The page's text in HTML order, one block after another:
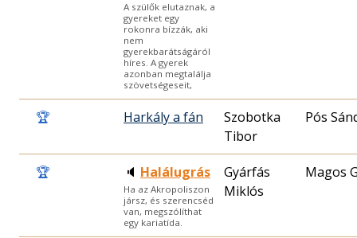
A szülők elutaznak, a
gyereket egy
rokonra bízzák, aki
nem
gyerekbarátságáról
híres. A gyerek
azonban megtalálja
szövetségeseit,
🏆 Harkály a fán
Szobotka
Tibor
Pós
🏆 🔈 Halálugrás
Ha az Akropoliszon
jársz, és szerencséd
van, megszólíthat
egy kariatída.
Gyárfás
Miklós
Magos